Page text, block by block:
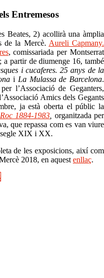
Entremesos
Beates, 2) acollirà una àmplia
de la Mercè. Aureli Capmany.
, comissariada per Montserrat
a partir de diumenge 16, també
i cucaferes. 25 anys de la
i La Mulassa de Barcelona.
l’Associació de Geganters,
Amics dels Gegants
ja està oberta el públic la
1884-1983 organitzada per
que repassa com es van viure
segle XIX i XX.
de les exposicions, així com
2018, en aquest enllaç.